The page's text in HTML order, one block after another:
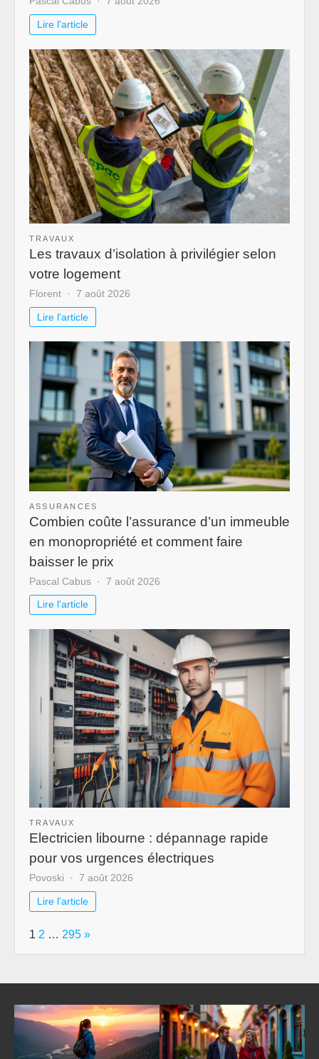
Lire l'article
TRAVAUX
Les travaux d’isolation à privilégier selon
votre logement
Florent 7 août 2026
Lire l'article
ASSURANCES
Combien coûte l’assurance d’un immeuble
en monopropriété et comment faire
baisser le prix
Pascal Cabus 7 août 2026
Lire l'article
TRAVAUX
Electricien libourne : dépannage rapide
pour vos urgences électriques
Povoski 7 août 2026
Lire l'article
Page:
1 2 … 295 Next
»